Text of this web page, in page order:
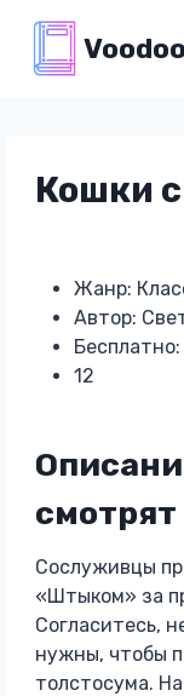
содержимому
Кошки
Жанр:
Автор:
12
Сослуживцы
«Штыком» за
Согласитесь,
нужны, чтобы
толстосума.